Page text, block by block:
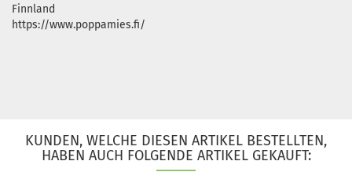
Finnland
https://www.poppamies.fi/
KUNDEN, WELCHE DIESEN ARTIKEL BESTELLTEN,
HABEN AUCH FOLGENDE ARTIKEL GEKAUFT: